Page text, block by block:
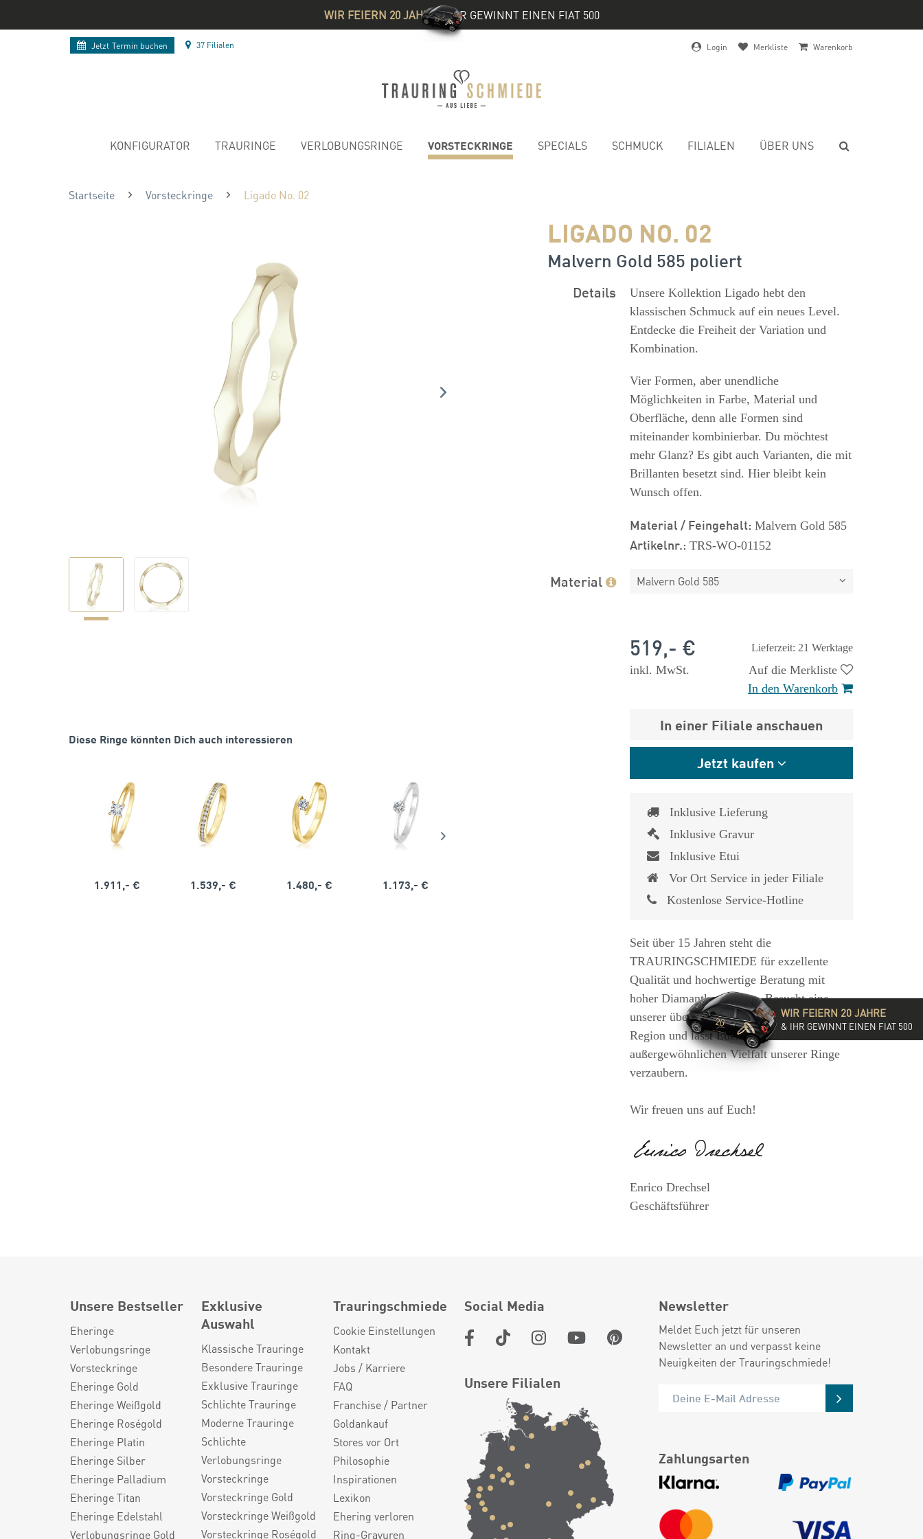
WIR FEIERN 20 JAHRE& IHR GEWINNT EINEN FIAT 500
Jetzt Termin buchen 37 Filialen Login Merkliste Warenkorb
KONFIGURATOR TRAURINGE VERLOBUNGSRINGE VORSTECKRINGE SPECIALS SCHMUCK FILIALEN ÜBER UNS
Startseite Vorsteckringe Ligado No. 02
LIGADO NO. 02
Malvern Gold 585 poliert
Diese Ringe könnten Dich auch interessieren
1.911,- € 1.539,- € 1.480,- € 1.173,- € 1.825,- €
Details
Unsere Kollektion Ligado hebt den
klassischen Schmuck auf ein neues Level.
Entdecke die Freiheit der Variation und
Kombination.
Vier Formen, aber unendliche
Möglichkeiten in Farbe, Material und
Oberfläche, denn alle Formen sind
miteinander kombinierbar. Du möchtest
mehr Glanz? Es gibt auch Varianten, die mit
Brillanten besetzt sind. Hier bleibt kein
Wunsch offen.
Material / Feingehalt: Malvern Gold 585
Artikelnr.: TRS-WO-01152
Material Malvern Gold 585
Lieferzeit: 21 Werktage
519,- €
inkl. MwSt.
Auf die Merkliste
In den Warenkorb
In einer Filiale anschauen
Jetzt kaufen
Inklusive Lieferung
Inklusive Gravur
Inklusive Etui
Vor Ort Service in jeder Filiale
Kostenlose Service-Hotline
Seit über 15 Jahren steht die
TRAURINGSCHMIEDE für exzellente
Qualität und hochwertige Beratung mit
hoher Diamantkompetenz. Besucht eine
unserer über 35 Filialen in der DACH-
Region und lasst Euch von der
außergewöhnlichen Vielfalt unserer Ringe
verzaubern.
Wir freuen uns auf Euch!
Enrico Drechsel
Geschäftsführer
Unsere Bestseller
Eheringe
Verlobungsringe
Vorsteckringe
Eheringe Gold
Eheringe Weißgold
Eheringe Roségold
Eheringe Platin
Eheringe Silber
Eheringe Palladium
Eheringe Titan
Eheringe Edelstahl
Verlobungsringe Gold
Exklusive
Auswahl
Klassische Trauringe
Besondere Trauringe
Exklusive Trauringe
Schlichte Trauringe
Moderne Trauringe
Schlichte
Verlobungsringe
Vorsteckringe
Vorsteckringe Gold
Vorsteckringe Weißgold
Vorsteckringe Roségold
Trauringschmiede
Cookie Einstellungen
Kontakt
Jobs / Karriere
FAQ
Franchise / Partner
Goldankauf
Stores vor Ort
Philosophie
Inspirationen
Lexikon
Ehering verloren
Ring-Gravuren
Social Media
Unsere Filialen
Newsletter
Meldet Euch jetzt für unseren
Newsletter an und verpasst keine
Neuigkeiten der Trauringschmiede!
Zahlungsarten
WIR FEIERN 20 JAHRE
& IHR GEWINNT EINEN FIAT 500